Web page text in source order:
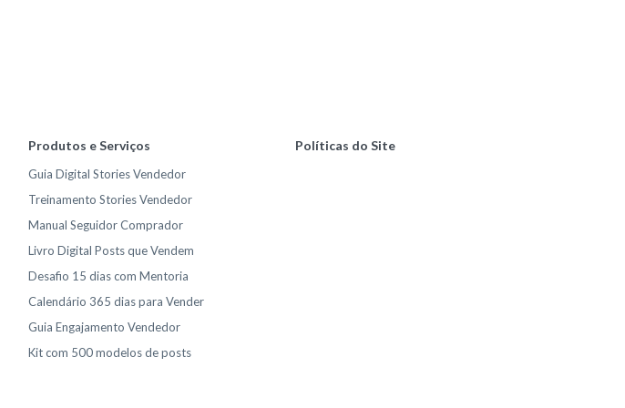
Produtos e Serviços
Guia Digital Stories Vendedor
Treinamento Stories Vendedor
Manual Seguidor Comprador
Livro Digital Posts que Vendem
Desafio 15 dias com Mentoria
Calendário 365 dias para Vender
Guia Engajamento Vendedor
Kit com 500 modelos de posts
Políticas do Site